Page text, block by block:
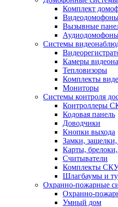
Комплект
Вызывные
Системы
Камеры
Тепловизоры
Комплекты
Мониторы
Системы контроля
Контроллеры
Кодовая панель
Доводчики
Кнопки выхода
Замки,
Карты,
Считыватели
Комплекты
Шлагбаумы и
Охранно-пожарные
Охранно-
Умный дом